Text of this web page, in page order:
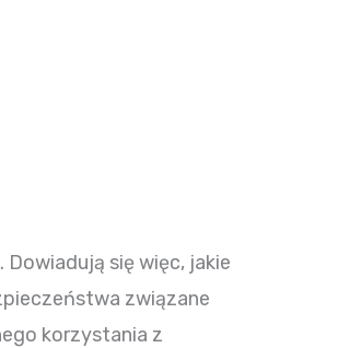
się więc, jakie
związane
korzystania z